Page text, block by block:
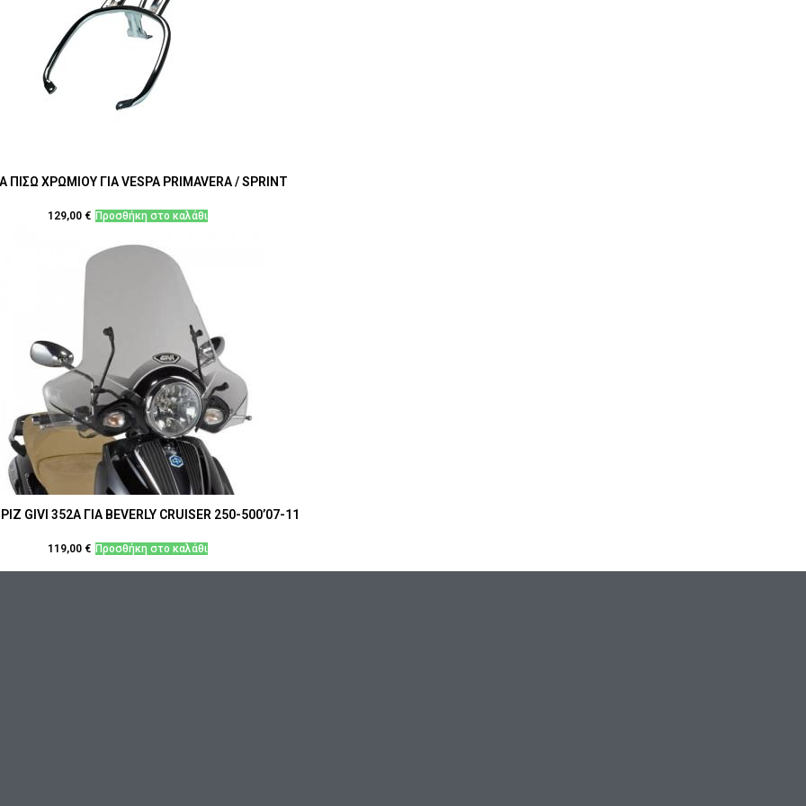
ΠΙΣΩ ΧΡΩΜΙΟΥ ΓΙΑ VESPA PRIMAVERA / SPRINT
129,00 € Προσθήκη στο καλάθι
GIVI 352Α ΓΙΑ BEVERLY CRUISER 250-500’07-11
119,00 € Προσθήκη στο καλάθι